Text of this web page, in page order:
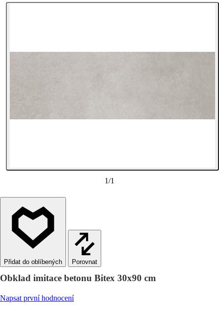
1/1
Porovnat
Obklad imitace betonu Bitex 30x90 cm
Napsat první hodnocení